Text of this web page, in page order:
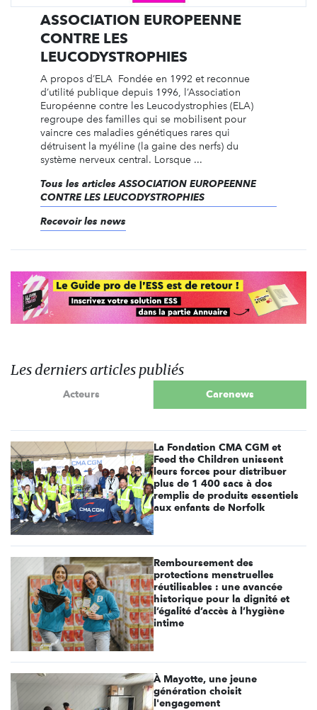
ASSOCIATION EUROPEENNE
CONTRE LES
LEUCODYSTROPHIES
A propos d’ELA Fondée en 1992 et reconnue
d’utilité publique depuis 1996, l’Association
Européenne contre les Leucodystrophies (ELA)
regroupe des familles qui se mobilisent pour
vaincre ces maladies génétiques rares qui
détruisent la myéline (la gaine des nerfs) du
système nerveux central. Lorsque ...
Tous les articles ASSOCIATION EUROPEENNE
CONTRE LES LEUCODYSTROPHIES
Recevoir les news
Les derniers articles publiés
Acteurs Carenews
La Fondation CMA CGM et
Feed the Children unissent
leurs forces pour distribuer
plus de 1 400 sacs à dos
remplis de produits essentiels
aux enfants de Norfolk
Remboursement des
protections menstruelles
réutilisables : une avancée
historique pour la dignité et
l’égalité d’accès à l’hygiène
intime
À Mayotte, une jeune
génération choisit
l'engagement